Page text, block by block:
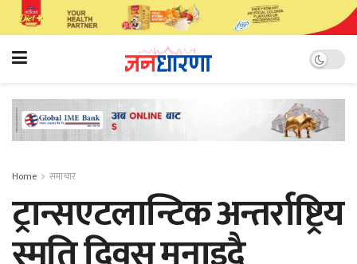
Home समाचार
ट्रान्सएटलान्टिक अन्तर्राष्ट्रिय